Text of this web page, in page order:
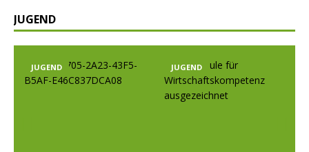
JUGEND
JUGEND JUGEND